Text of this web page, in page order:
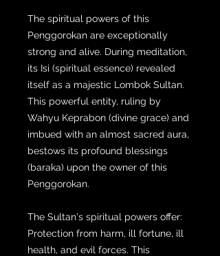
The spiritual powers of this
Penggorokan are exceptionally
strong and alive. During meditation,
its Isi (spiritual essence) revealed
itself as a majestic Lombok Sultan.
This powerful entity, ruling by
Wahyu Keprabon (divine grace) and
imbued with an almost sacred aura,
bestows its profound blessings
(baraka) upon the owner of this
Penggorokan.
The Sultan's spiritual powers offer:
Protection from harm, ill fortune, ill
health, and evil forces. This